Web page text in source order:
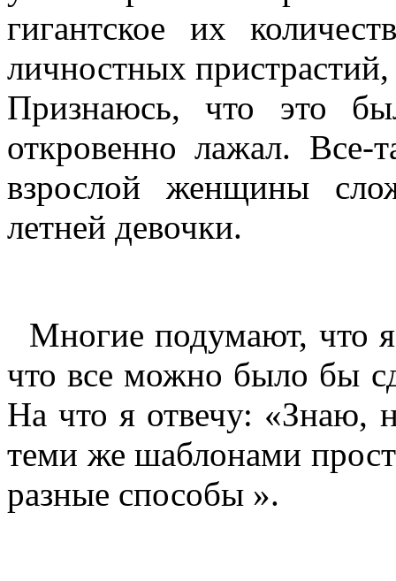
гигантское их
личностных
Признаюсь, что это
откровенно лажал. Все-
взрослой женщины
летней девочки.
Многие подумают, что
что все можно было бы
На что я отвечу: «Знаю,
теми же шаблонами
разные способы ».